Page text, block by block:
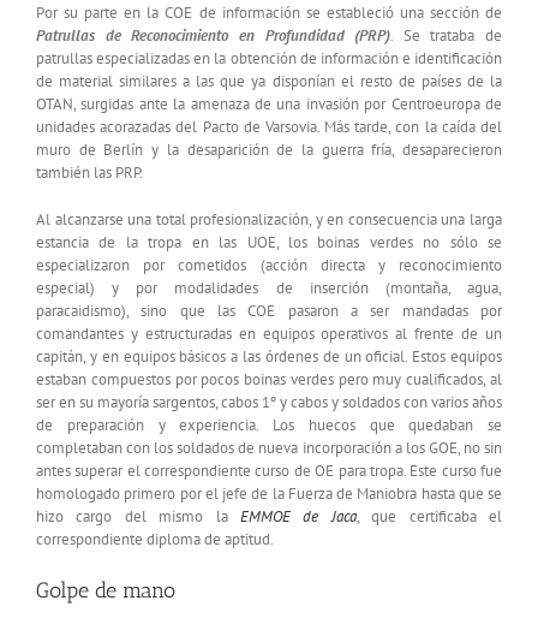
Por su parte en la COE de información se estableció una sección de
Patrullas de Reconocimiento en Profundidad (PRP). Se trataba de
patrullas especializadas en la obtención de información e identificación
de material similares a las que ya disponían el resto de países de la
OTAN, surgidas ante la amenaza de una invasión por Centroeuropa de
unidades acorazadas del Pacto de Varsovia. Más tarde, con la caída del
muro de Berlín y la desaparición de la guerra fría, desaparecieron
también las PRP.
Al alcanzarse una total profesionalización, y en consecuencia una larga
estancia de la tropa en las UOE, los boinas verdes no sólo se
especializaron por cometidos (acción directa y reconocimiento
especial) y por modalidades de inserción (montaña, agua,
paracaidismo), sino que las COE pasaron a ser mandadas por
comandantes y estructuradas en equipos operativos al frente de un
capitán, y en equipos básicos a las órdenes de un oficial. Estos equipos
estaban compuestos por pocos boinas verdes pero muy cualificados, al
ser en su mayoría sargentos, cabos 1º y cabos y soldados con varios años
de preparación y experiencia. Los huecos que quedaban se
completaban con los soldados de nueva incorporación a los GOE, no sin
antes superar el correspondiente curso de OE para tropa. Este curso fue
homologado primero por el jefe de la Fuerza de Maniobra hasta que se
hizo cargo del mismo la EMMOE de Jaca, que certificaba el
correspondiente diploma de aptitud.
Golpe de mano